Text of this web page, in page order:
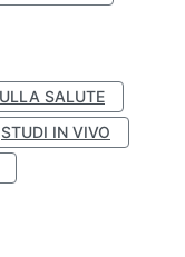
SALUTE
STUDI IN VIVO